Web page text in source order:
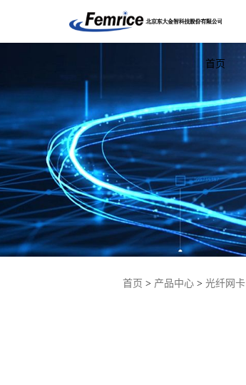
首页
ARM主板 工控机
NXP-A53
NXP-A72
ARM网闸
ARM网关
X86网闸
首页 > 产品中心 > 光纤网卡